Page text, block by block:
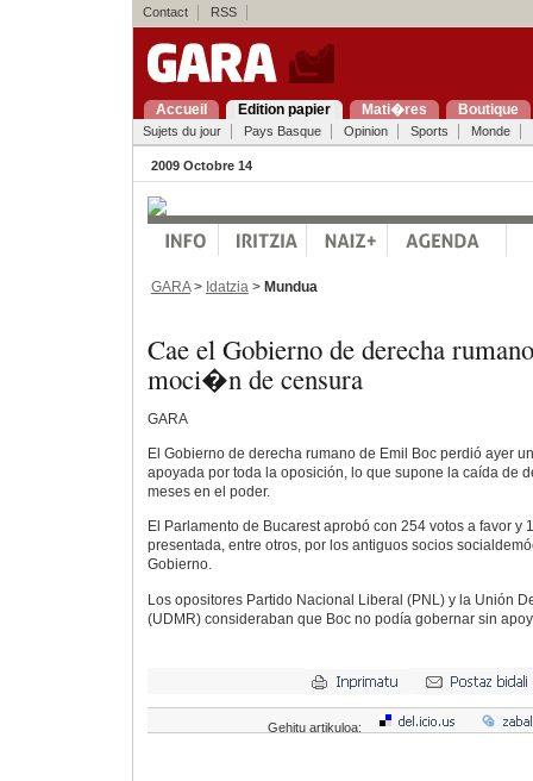
Contact RSS
Accueil Edition papier Mati�res Boutique
Sujets du jour Pays Basque Opinion Sports Monde
2009 Octobre 14
GARA> Idatzia > Mundua
Cae el Gobierno de derecha
moci�n de censura
GARA
El Gobierno de derecha rumano de Emil Boc perdió ayer
apoyada por toda la oposición, lo que supone la caída de
meses en el poder.
El Parlamento de Bucarest aprobó con 254 votos a favor y
presentada, entre otros, por los antiguos socios
Gobierno.
Los opositores Partido Nacional Liberal (PNL) y la Unión
(UDMR) consideraban que Boc no podía gobernar sin
Gehitu artikuloa: